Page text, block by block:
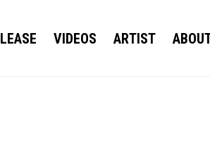
VIDEOS ARTIST